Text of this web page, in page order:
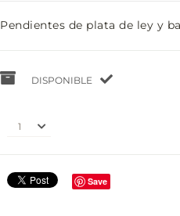
Pendientes de plata de ley y
DISPONIBLE
1
Save